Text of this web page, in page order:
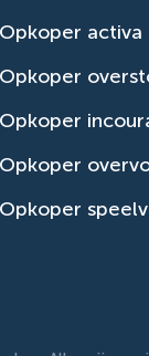
Opkoper activa
Opkoper
Opkoper
Opkoper
Opkoper